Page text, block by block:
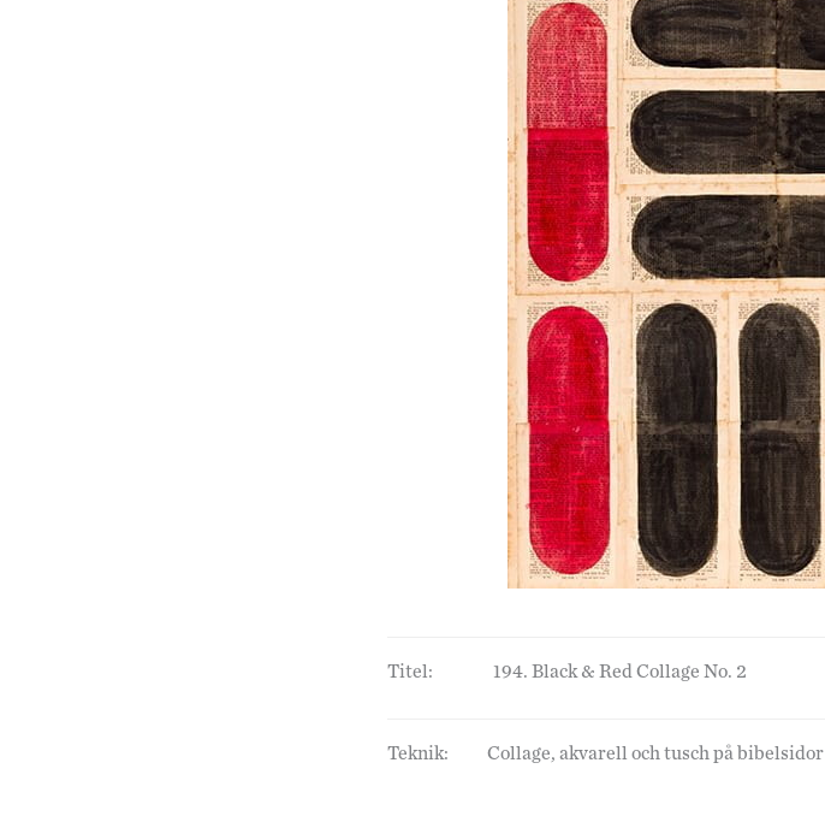
Titel: 194. Black & Red Collage No. 2
Teknik: Collage, akvarell och tusch på bibelsidor